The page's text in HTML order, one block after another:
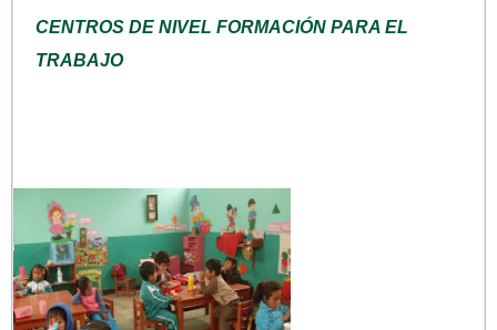
CENTROS DE NIVEL FORMACIÓN PARA EL
TRABAJO